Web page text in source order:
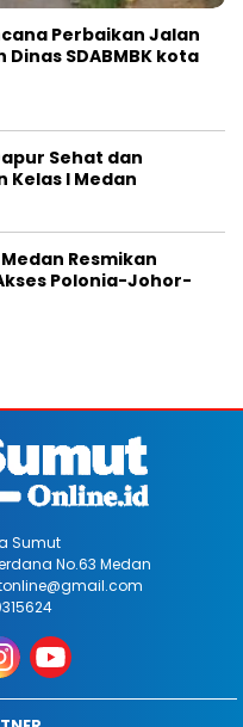
Perbaikan Jalan
Dinas SDABMBK kota
Sehat dan
Kelas I Medan
Resmikan
Polonia-Johor-
Sumut
No.63 Medan